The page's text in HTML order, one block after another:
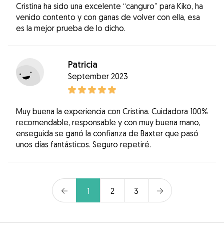
Cristina ha sido una excelente “canguro” para Kiko, ha
venido contento y con ganas de volver con ella, esa
es la mejor prueba de lo dicho.
Patricia
September 2023
Muy buena la experiencia con Cristina. Cuidadora 100%
recomendable, responsable y con muy buena mano,
enseguida se ganó la confianza de Baxter que pasó
unos días fantásticos. Seguro repetiré.
1 2 3